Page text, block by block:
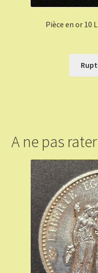
Pièce en or 10
A ne pas